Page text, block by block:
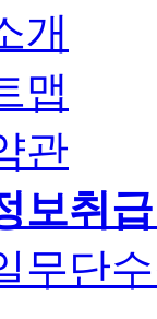
개
맵
관
보취
무단